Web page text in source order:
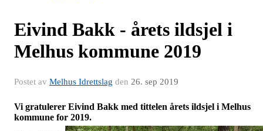
Eivind Bakk - årets ildsjel i
Melhus kommune 2019
Postet av Melhus Idrettslag den 26. sep 2019
Vi gratulerer Eivind Bakk med tittelen årets ildsjel i Melhus
kommune for 2019.